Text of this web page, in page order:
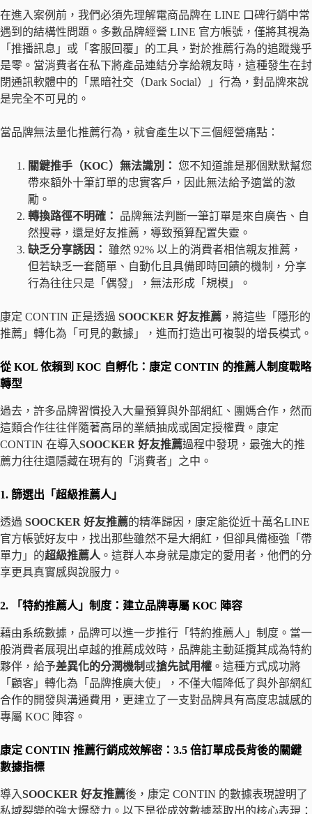
在進入案例前，我們必須先理解電商品牌在 LINE 口碑行銷中常
遇到的結構性問題。多數品牌經營 LINE 官方帳號，僅將其視為
「推播訊息」或「客服回覆」的工具，對於推薦行為的追蹤幾乎
是零。當消費者在私下將產品連結分享給親友時，這種發生在封
閉通訊軟體中的「黑暗社交（Dark Social）」行為，對品牌來說
是完全不可見的。
當品牌無法量化推薦行為，就會產生以下三個經營痛點：
關鍵推手（KOC）無法識別： 您不知道誰是那個默默幫您
帶來額外十筆訂單的忠實客戶，因此無法給予適當的激
勵。
轉換路徑不明確：
品牌無法判斷一筆訂單是來自廣告、自
然搜尋，還是好友推薦，導致預算配置失靈。
缺乏分享誘因：
雖然 92% 以上的消費者相信親友推薦，
但若缺乏一套簡單、自動化且具備即時回饋的機制，分享
行為往往只是「偶發」，無法形成「規模」。
康定 CONTIN 正是透過 SOOCKER 好友推薦 ，將這些「隱形的
推薦」轉化為「可見的數據」，進而打造出可複製的增長模式。
從 KOL 依賴到 KOC 自孵化：康定 CONTIN 的推薦人制度戰略
轉型
過去，許多品牌習慣投入大量預算與外部網紅、團媽合作，然而
這類合作往往伴隨著高昂的業績抽成或固定授權費。康定
CONTIN 在導入SOOCKER 好友推薦過程中發現，最強大的推
薦力往往還隱藏在現有的「消費者」之中。
1. 篩選出「超級推薦人」
透過 SOOCKER 好友推薦的精準歸因，康定能從近十萬名LINE
官方帳號好友中，找出那些雖然不是大網紅，但卻具備極強「帶
單力」的超級推薦人 。這群人本身就是康定的愛用者，他們的分
享更具真實感與說服力。
2. 「特約推薦人」制度：建立品牌專屬 KOC 陣容
藉由系統數據，品牌可以進一步推行「特約推薦人」制度。當一
般消費者展現出卓越的推薦成效時，品牌能主動延攬其成為特約
夥伴，給予差異化的分潤機制 或搶先試用權 。這種方式成功將
「顧客」轉化為「品牌推廣大使」，不僅大幅降低了與外部網紅
合作的開發與溝通費用，更建立了一支對品牌具有高度忠誠感的
專屬 KOC 陣容。
康定 CONTIN 推薦行銷成效解密：3.5 倍訂單成長背後的關鍵
數據指標
導入SOOCKER 好友推薦後，康定 CONTIN 的數據表現證明了
私域裂變的強大爆發力。以下是從成效數據萃取出的核心表現：